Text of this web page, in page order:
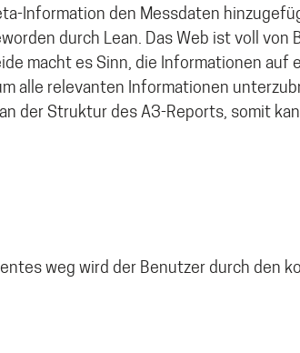
Information den Messdaten
durch Lean. Das Web ist voll von
macht es Sinn, die Informationen auf
alle relevanten Informationen
der Struktur des A3-Reports, somit
weg wird der Benutzer durch den